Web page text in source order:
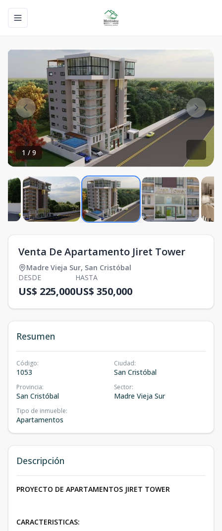
Toggle navigation menu
1 / 9
Venta De Apartamento Jiret Tower
Madre Vieja Sur, San Cristóbal
DESDE
US$ 225,000
HASTA
US$ 350,000
Resumen
Código:
1053
Ciudad:
San Cristóbal
Provincia:
San Cristóbal
Sector:
Madre Vieja Sur
Tipo de inmueble:
Apartamentos
Descripción
PROYECTO DE APARTAMENTOS JIRET TOWER
CARACTERISTICAS: